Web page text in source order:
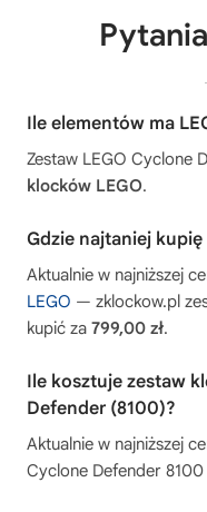
Ile elementów ma
Zestaw LEGO Cyclone
klocków LEGO.
Gdzie najtaniej kupię
Aktualnie w najniższej
LEGO — zklockow.pl
kupić za 799,00 zł.
Ile kosztuje zestaw
Defender (8100)?
Aktualnie w najniższej
Cyclone Defender